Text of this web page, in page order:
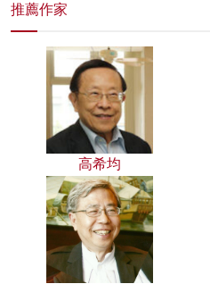
推薦作家
高希均